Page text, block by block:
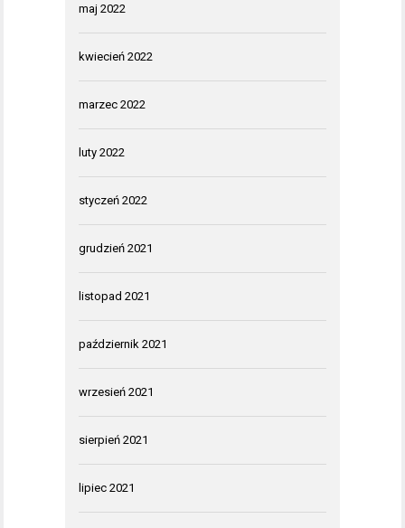
maj 2022
kwiecień 2022
marzec 2022
luty 2022
styczeń 2022
grudzień 2021
listopad 2021
październik 2021
wrzesień 2021
sierpień 2021
lipiec 2021